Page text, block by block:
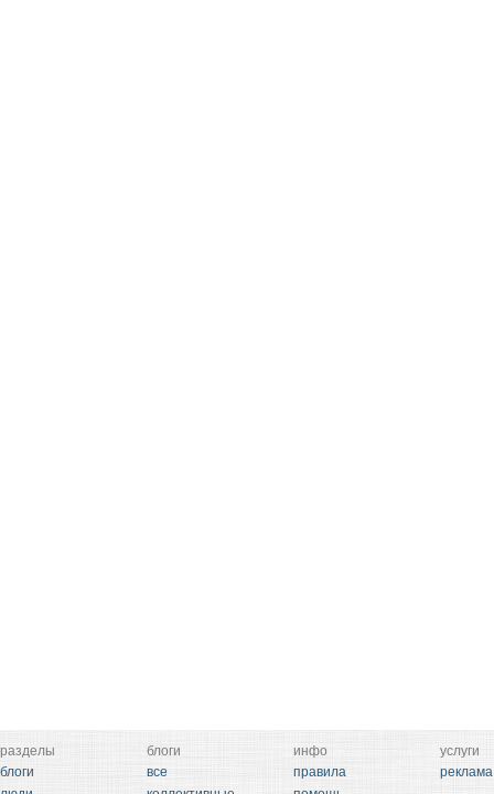
разделы
блоги
блоги
все
инфо
правила
услуги
реклама